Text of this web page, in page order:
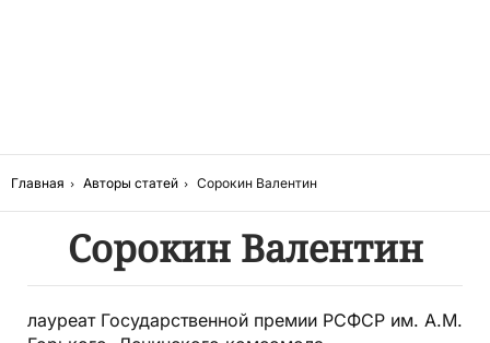
Главная Авторы статей Сорокин Валентин
Сорокин Валентин
лауреат Государственной премии РСФСР им. А.М.